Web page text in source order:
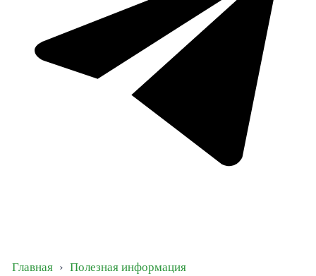
Главная › Полезная информация